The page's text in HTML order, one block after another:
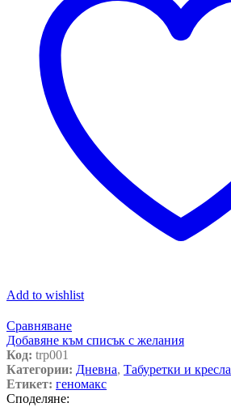
Add to wishlist
Сравняване
Добавяне към списък с желания
Код: trp001
Категории: Дневна, Табуретки и кресла
Етикет: геномакс
Споделяне: